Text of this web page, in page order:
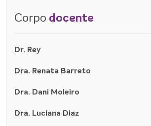
Corpo docente
Dr. Rey
Dra. Renata Barreto
Dra. Dani Moleiro
Dra. Luciana Diaz